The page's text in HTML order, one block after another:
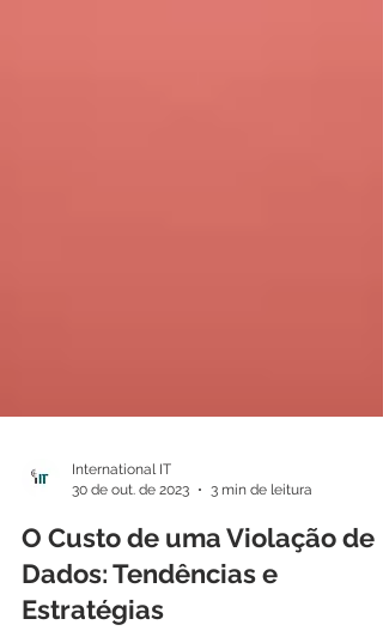
30 de out. de 2023
3 min de leitura
O Custo de uma Violação de
Dados: Tendências e